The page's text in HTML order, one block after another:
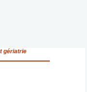
gériatrie